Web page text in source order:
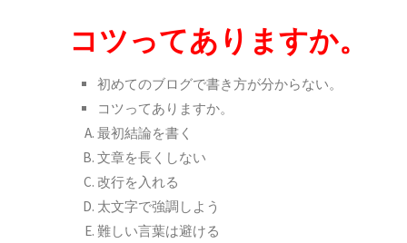
コツってありますか。
初めてのブログで書き方が分からない。
コツってありますか。
最初結論を書く
文章を長くしない
改行を入れる
太文字で強調しよう
難しい言葉は避ける